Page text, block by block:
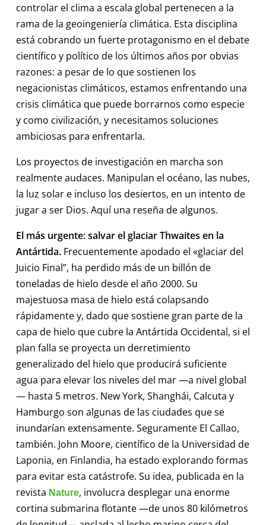
controlar el clima a escala global pertenecen a la
rama de la geoingeniería climática. Esta disciplina
está cobrando un fuerte protagonismo en el debate
científico y político de los últimos años por obvias
razones: a pesar de lo que sostienen los
negacionistas climáticos, estamos enfrentando una
crisis climática que puede borrarnos como especie
y como civilización, y necesitamos soluciones
ambiciosas para enfrentarla.
Los proyectos de investigación en marcha son
realmente audaces. Manipulan el océano, las nubes,
la luz solar e incluso los desiertos, en un intento de
jugar a ser Dios. Aquí una reseña de algunos.
El más urgente: salvar el glaciar Thwaites en la
Antártida. Frecuentemente apodado el «glaciar del
Juicio Final”, ha perdido más de un billón de
toneladas de hielo desde el año 2000. Su
majestuosa masa de hielo está colapsando
rápidamente y, dado que sostiene gran parte de la
capa de hielo que cubre la Antártida Occidental, si el
plan falla se proyecta un derretimiento
generalizado del hielo que producirá suficiente
agua para elevar los niveles del mar —a nivel global
— hasta 5 metros. New York, Shanghái, Calcuta y
Hamburgo son algunas de las ciudades que se
inundarían extensamente. Seguramente El Callao,
también. John Moore, científico de la Universidad de
Laponia, en Finlandia, ha estado explorando formas
para evitar esta catástrofe. Su idea, publicada en la
revista Nature, involucra desplegar una enorme
cortina submarina flotante —de unos 80 kilómetros